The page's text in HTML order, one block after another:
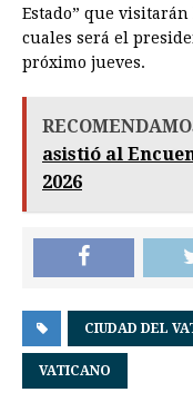
Estado” que
cuales será el
próximo jueves.
asistió al
2026
CIUDAD DEL
VATICANO